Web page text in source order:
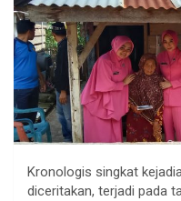
Kronologis singkat
diceritakan, terjadi pada